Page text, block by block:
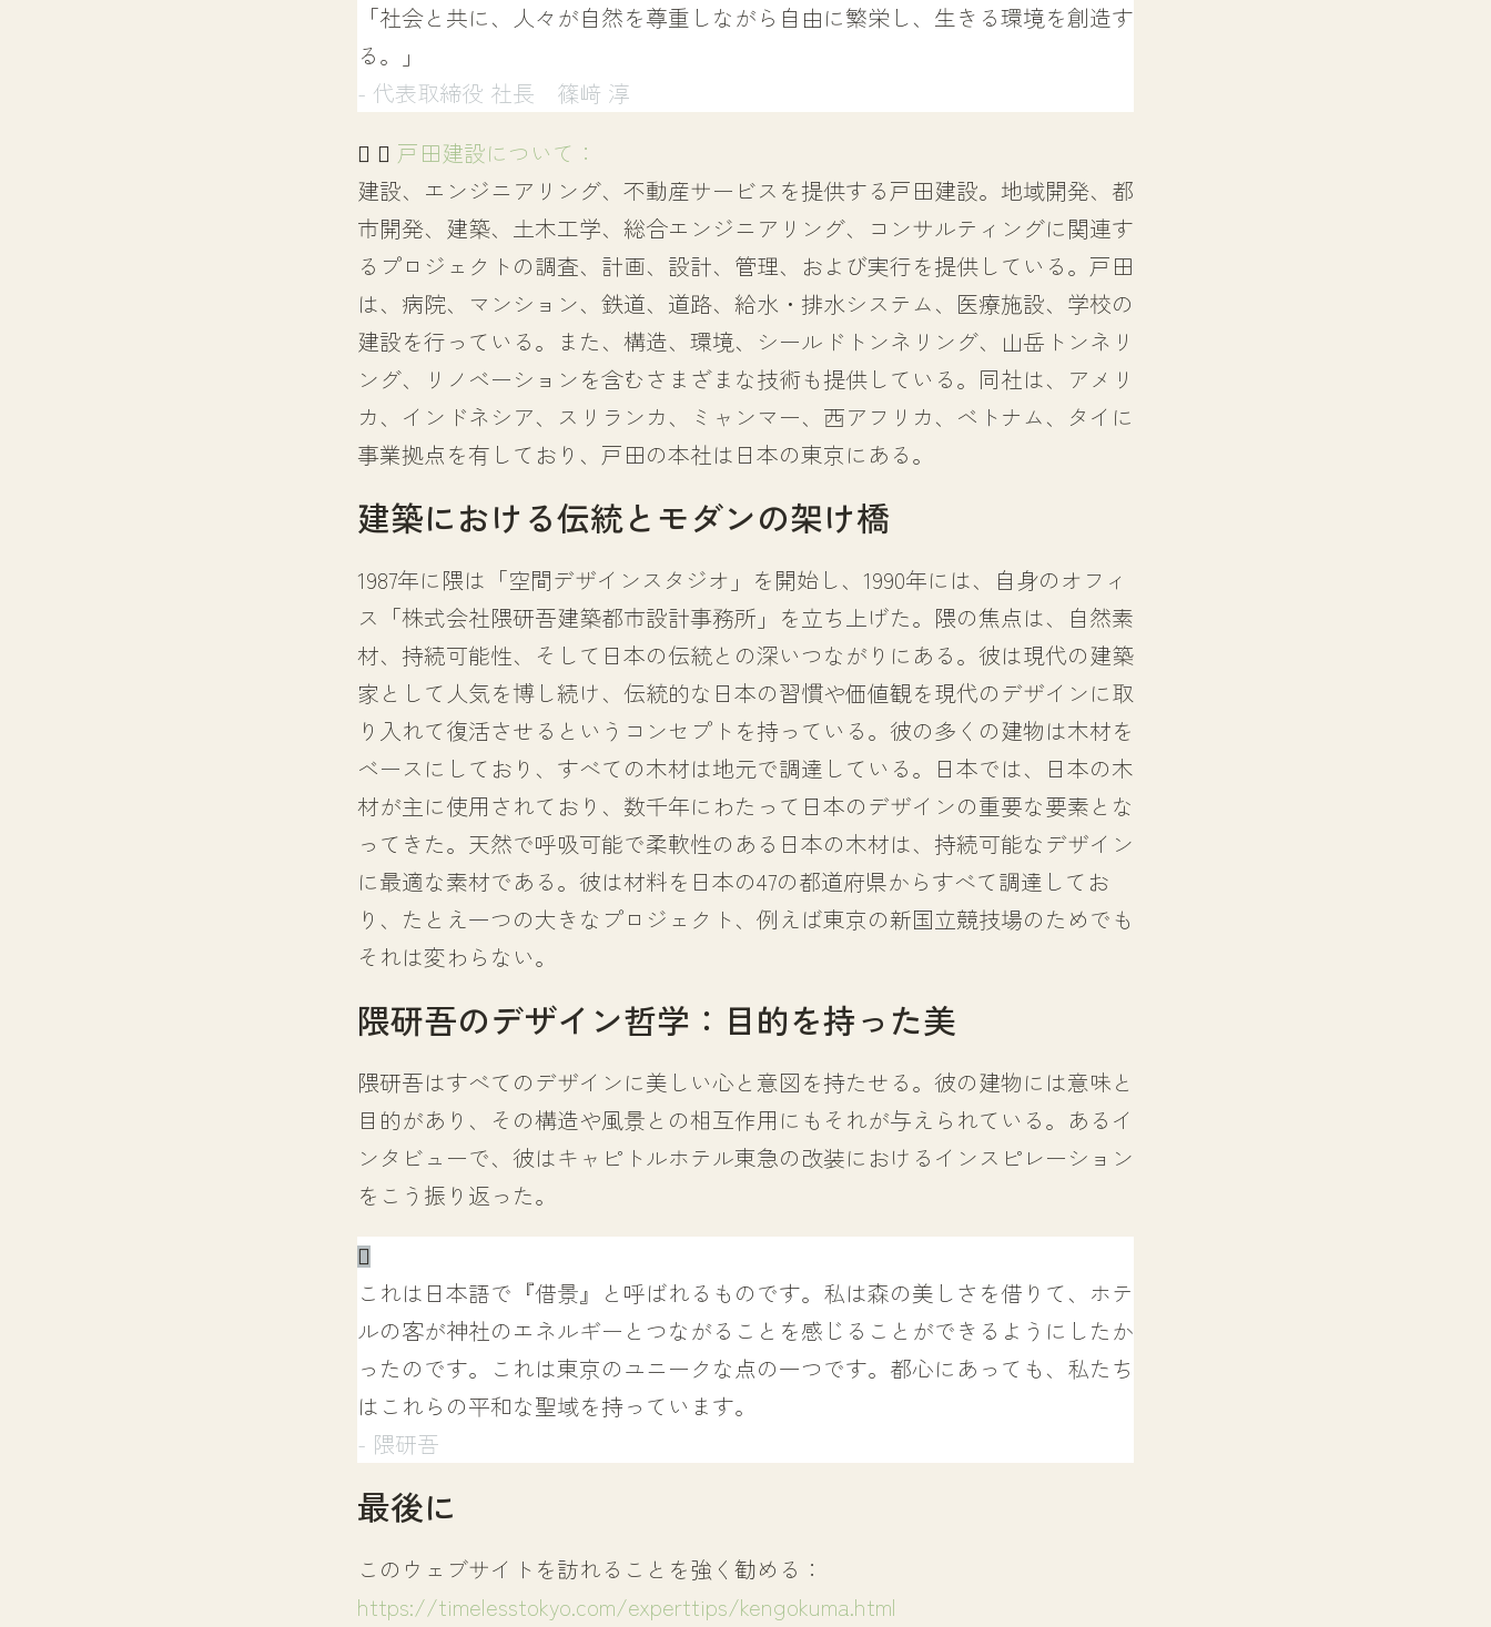
「社会と共に、人々が自然を尊重しながら自由に繁栄し、生きる環境を創造す
る。」
- 代表取締役 社長 篠﨑 淳
戸田建設について：
建設、エンジニアリング、不動産サービスを提供する戸田建設。地域開発、都
市開発、建築、土木工学、総合エンジニアリング、コンサルティングに関連す
るプロジェクトの調査、計画、設計、管理、および実行を提供している。戸田
は、病院、マンション、鉄道、道路、給水・排水システム、医療施設、学校の
建設を行っている。また、構造、環境、シールドトンネリング、山岳トンネリ
ング、リノベーションを含むさまざまな技術も提供している。同社は、アメリ
カ、インドネシア、スリランカ、ミャンマー、西アフリカ、ベトナム、タイに
事業拠点を有しており、戸田の本社は日本の東京にある。
建築における伝統とモダンの架け橋
1987年に隈は「空間デザインスタジオ」を開始し、1990年には、自身のオフィ
ス「株式会社隈研吾建築都市設計事務所」を立ち上げた。隈の焦点は、自然素
材、持続可能性、そして日本の伝統との深いつながりにある。彼は現代の建築
家として人気を博し続け、伝統的な日本の習慣や価値観を現代のデザインに取
り入れて復活させるというコンセプトを持っている。彼の多くの建物は木材を
ベースにしており、すべての木材は地元で調達している。日本では、日本の木
材が主に使用されており、数千年にわたって日本のデザインの重要な要素とな
ってきた。天然で呼吸可能で柔軟性のある日本の木材は、持続可能なデザイン
に最適な素材である。彼は材料を日本の47の都道府県からすべて調達してお
り、たとえ一つの大きなプロジェクト、例えば東京の新国立競技場のためでも
それは変わらない。
隈研吾のデザイン哲学：目的を持った美
隈研吾はすべてのデザインに美しい心と意図を持たせる。彼の建物には意味と
目的があり、その構造や風景との相互作用にもそれが与えられている。あるイ
ンタビューで、彼はキャピトルホテル東急の改装におけるインスピレーション
をこう振り返った。
これは日本語で『借景』と呼ばれるものです。私は森の美しさを借りて、ホテ
ルの客が神社のエネルギーとつながることを感じることができるようにしたか
ったのです。これは東京のユニークな点の一つです。都心にあっても、私たち
はこれらの平和な聖域を持っています。
- 隈研吾
最後に
このウェブサイトを訪れることを強く勧める：
https://timelesstokyo.com/experttips/kengokuma.html